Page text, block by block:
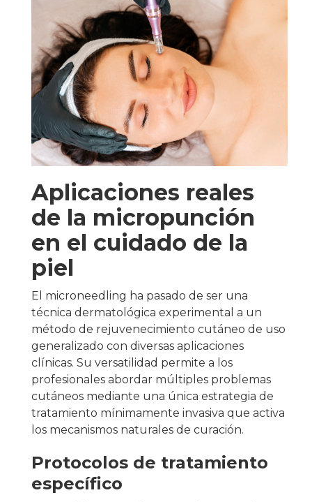
Aplicaciones reales
de la micropunción
en el cuidado de la
piel
El microneedling ha pasado de ser una
técnica dermatológica experimental a un
método de rejuvenecimiento cutáneo de uso
generalizado con diversas aplicaciones
clínicas. Su versatilidad permite a los
profesionales abordar múltiples problemas
cutáneos mediante una única estrategia de
tratamiento mínimamente invasiva que activa
los mecanismos naturales de curación.
Protocolos de tratamiento
específico